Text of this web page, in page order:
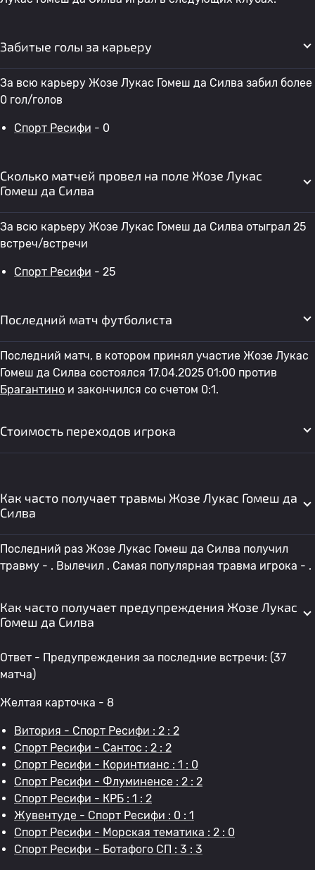
Забитые голы за карьеру
За всю карьеру Жозе Лукас Гомеш да Силва забил более
0 гол/голов
Спорт Ресифи - 0
Сколько матчей провел на поле Жозе Лукас
Гомеш да Силва
За всю карьеру Жозе Лукас Гомеш да Силва отыграл 25
встреч/встречи
Спорт Ресифи - 25
Последний матч футболиста
Последний матч, в котором принял участие Жозе Лукас
Гомеш да Силва состоялся 17.04.2025 01:00 против
Брагантино и закончился со счетом 0:1.
Стоимость переходов игрока
Как часто получает травмы Жозе Лукас Гомеш да
Силва
Последний раз Жозе Лукас Гомеш да Силва получил
травму - . Вылечил . Самая популярная травма игрока - .
Как часто получает предупреждения Жозе Лукас
Гомеш да Силва
Ответ - Предупреждения за последние встречи: (37
матча)
Желтая карточка - 8
Витория - Спорт Ресифи : 2 : 2
Спорт Ресифи - Сантос : 2 : 2
Спорт Ресифи - Коринтианс : 1 : 0
Спорт Ресифи - Флуминенсе : 2 : 2
Спорт Ресифи - КРБ : 1 : 2
Жувентуде - Спорт Ресифи : 0 : 1
Спорт Ресифи - Морская тематика : 2 : 0
Спорт Ресифи - Ботафого СП : 3 : 3